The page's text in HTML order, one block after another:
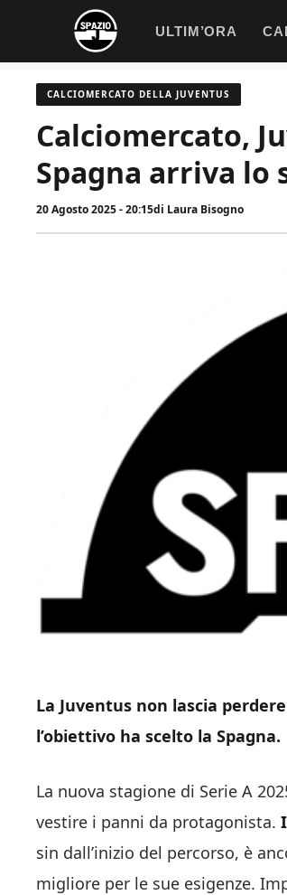
contenuto
ULTIM’ORA
CALCIOMERCATO DELLA JUVENTUS
Calciomercato,
Spagna arriva lo
20 Agosto 2025 - 20:15di Laura Bisogno
La Juventus non lascia
l’obiettivo ha scelto la Spagna.
La nuova stagione di Serie A
vestire i panni da protagonista.
sin dall’inizio del percorso, è
migliore per le sue esigenze.